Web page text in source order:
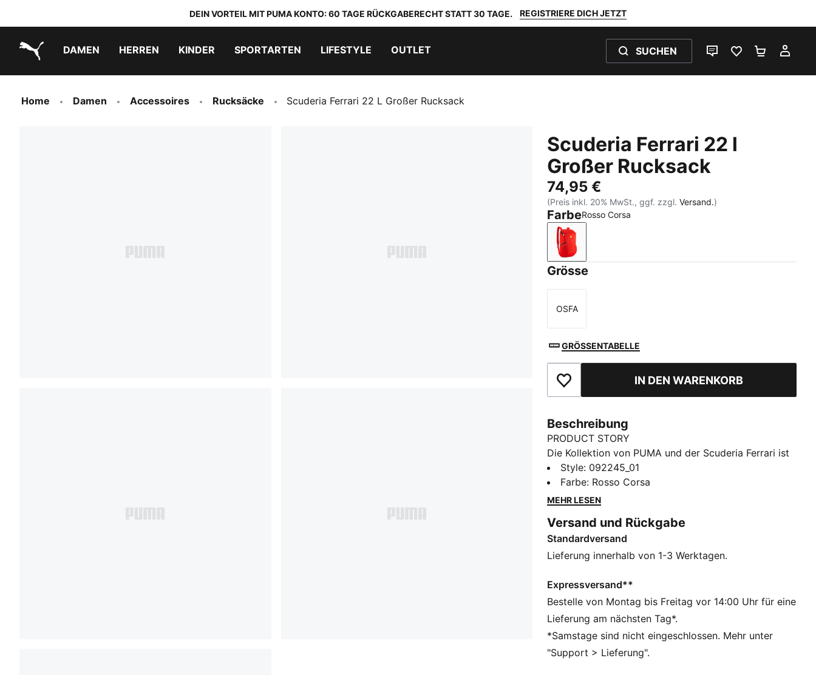
DEIN VORTEIL MIT PUMA KONTO: 60 TAGE RÜCKGABERECHT STATT 30 TAGE. REGISTRIERE DICH JETZT
DAMEN HERREN KINDER SPORTARTEN LIFESTYLE OUTLET SUCHEN
LIVE-CHATFAVORITEN 0
Home Damen Accessoires Rucksäcke Scuderia Ferrari 22 L Großer Rucksack
Scuderia Ferrari 22 l
Großer Rucksack
74,95 €
(Preis inkl. 20% MwSt., ggf. zzgl.Versand.)
FarbeRosso Corsa
Rosso Corsa
Grösse
Größe
OSFA
GRÖSSENTABELLE
Zu Favoriten hinzufügenIN DEN WARENKORB
Beschreibung
PRODUCT STORY
Die Kollektion von PUMA und der Scuderia Ferrari ist
eine Hommage an den Motorsport und das legendäre
Rennsport-Erbe von Ferrari. Diese Kollektion aus
Schuhen, Kleidung und Accessoires vereint Style,
und Details der Scuderia Ferrari – so trägst du den
Ferrari-Spirit überall bei dir. Mit diesem Rucksack bist
du immer startklar, ob du an der Rennstrecke oder im
FEATURES + VORTEILE
Hergestellt aus mindestens 90 % recycelten
Materialien.
DETAILS
Hauptfach mit Reißverschluss
Seitliche Einsteckfächer innen
Style: 092245_01
Farbe: Rosso Corsa
MEHR LESEN
Versand und Rückgabe
Standardversand
Lieferung innerhalb von 1-3 Werktagen.
Expressversand**
Bestelle von Montag bis Freitag vor 14:00 Uhr für eine
Lieferung am nächsten Tag*.
*Samstage sind nicht eingeschlossen. Mehr unter
"Support > Lieferung".